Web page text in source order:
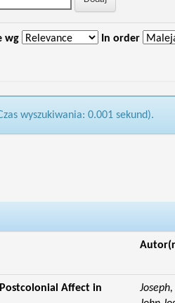
wg In order
wyszukiwania: 0.001 sekund).
Affect in